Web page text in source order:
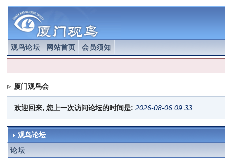
观鸟论坛 网站首页 会员须知
厦门观鸟会
欢迎回来, 您上一次访问论坛的时间是:2026-08-06 09:33
观鸟论坛
论坛